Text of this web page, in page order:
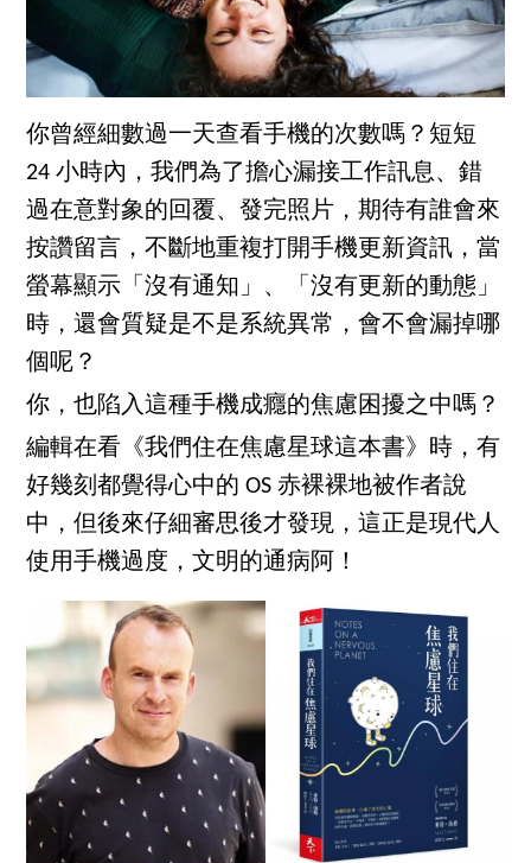
你曾經細數過一天查看手機的次數嗎？短短
24 小時內，我們為了擔心漏接工作訊息、錯
過在意對象的回覆、發完照片，期待有誰會來
按讚留言，不斷地重複打開手機更新資訊，當
螢幕顯示「沒有通知」、「沒有更新的動態」
時，還會質疑是不是系統異常，會不會漏掉哪
個呢？
你，也陷入這種手機成癮的焦慮困擾之中嗎？
編輯在看《我們住在焦慮星球這本書》時，有
好幾刻都覺得心中的 OS 赤裸裸地被作者說
中，但後來仔細審思後才發現，這正是現代人
使用手機過度，文明的通病阿！